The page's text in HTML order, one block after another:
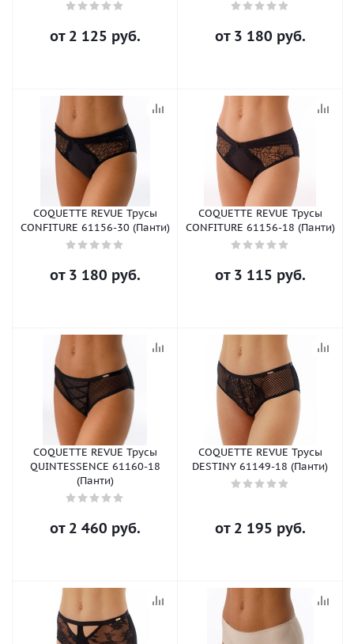
от 2 125 руб. от 3 180 руб.
COQUETTE REVUE Трусы
CONFITURE 61156-30 (Панти)
от 3 180 руб.
COQUETTE REVUE Трусы
CONFITURE 61156-18 (Панти)
от 3 115 руб.
COQUETTE REVUE Трусы
QUINTESSENCE 61160-18
(Панти)
от 2 460 руб.
COQUETTE REVUE Трусы
DESTINY 61149-18 (Панти)
от 2 195 руб.